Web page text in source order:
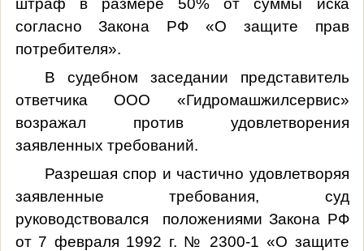
согласно Закона РФ «О защите прав
потребителя».
В судебном заседании представитель
ответчика ООО «Гидромашжилсервис»
возражал против удовлетворения
заявленных требований.
Разрешая спор и частично удовлетворяя
заявленные требования, суд
руководствовался положениями Закона РФ
от 7 февраля 1992 г. № 2300-1 «О защите